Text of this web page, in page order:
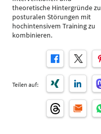
theoretische Hintergründe zu
posturalen Störungen mit
hochintensivem Training zu
kombinieren.
Teilen auf: